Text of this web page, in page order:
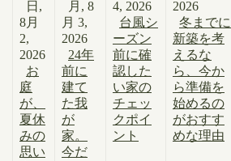
日,
8月
2,
2026
お
庭
が、
夏休
みの
思い
月, 8
月 3,
2026
24年
前に
建て
た我
が
家。
今だ
4, 2026
台風シ
ーズン
前に確
認した
い家の
チェッ
クポイ
ント
2026
冬までに
新築を考
えるな
ら、今か
ら準備を
始めるの
がおすす
めな理由